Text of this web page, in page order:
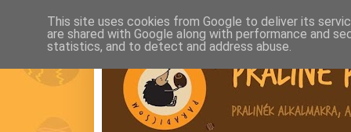
This site uses cookies from Google to deliver its
are shared with Google along with performance and
statistics, and to detect and address abuse.